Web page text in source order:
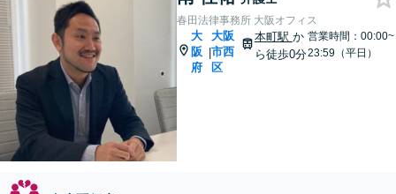
春田法律事務所 大阪オフィス
大
阪
府
|
大阪
市西
区
本町駅 か
ら徒歩0分
営業時間：00:00~
23:59（平日）